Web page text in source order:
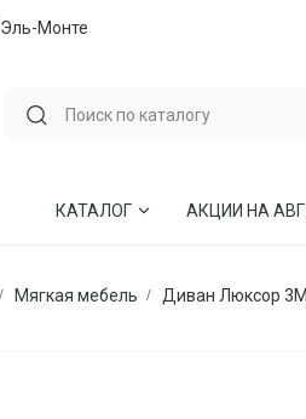
Эль-Монте
КАТАЛОГ АКЦИИ НА
Мягкая мебель Диван Люксор 3М